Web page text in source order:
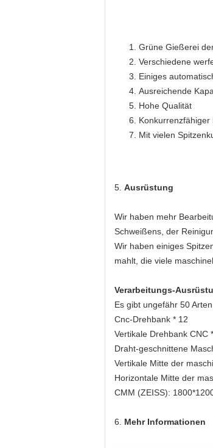
Grüne Gießerei
Verschiedene
Einiges
Ausreichende
Hohe Qualität
Konkurrenzfähiger
Mit vielen
5. Ausrüstung
Wir haben mehr
Schweißens, der
Wir haben einiges
mahlt, die viele
Verarbeitungs-
Es gibt ungefähr 50
Cnc-Drehbank * 12
Vertikale Drehbank CNC
Draht-geschnittene
Vertikale Mitte der
Horizontale Mitte der
CMM (ZEISS):
6. Mehr Informationen